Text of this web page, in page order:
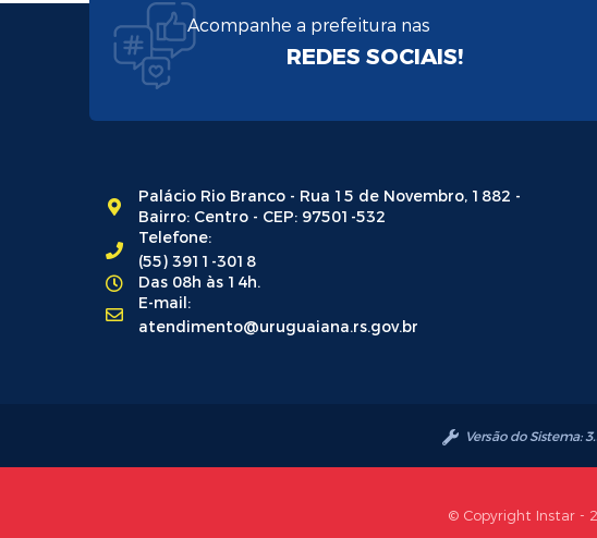
Acompanhe a prefeitura nas
REDES SOCIAIS!
Palácio Rio Branco - Rua 15 de Novembro, 1882 -
Bairro: Centro - CEP: 97501-532
Telefone:
(55) 3911-3018
Das 08h às 14h.
E-mail:
atendimento@uruguaiana.rs.gov.br
Versão do Sistema:
© Copyright Instar -